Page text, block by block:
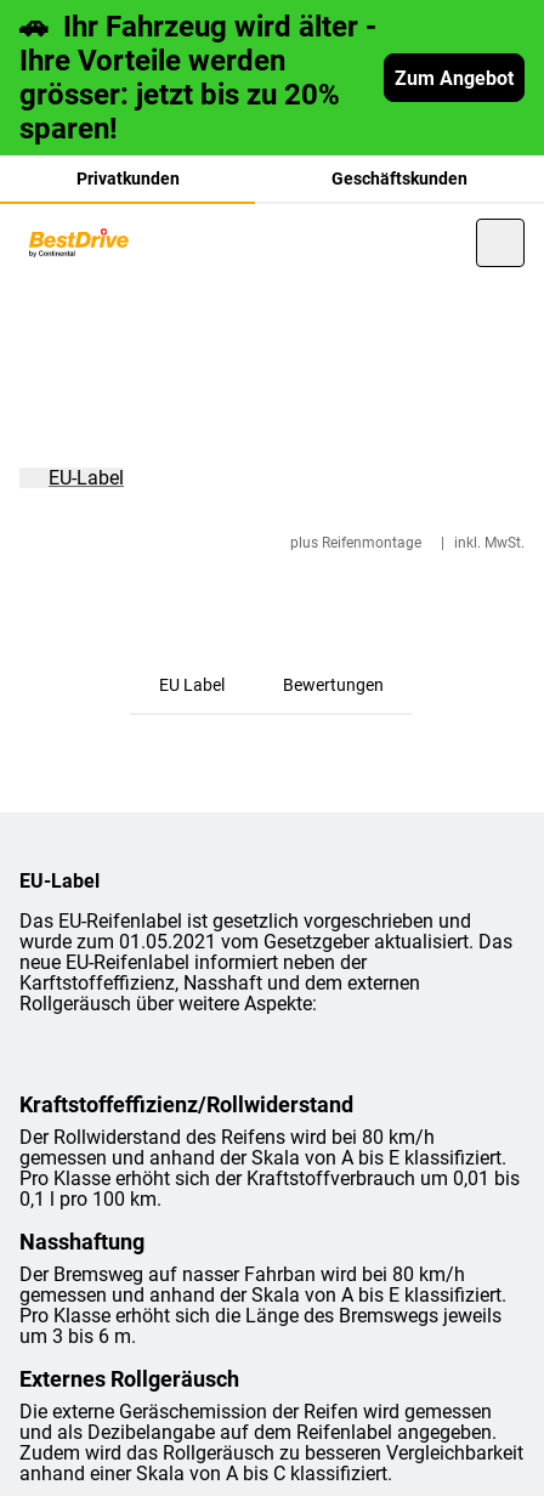
🚗 Ihr Fahrzeug wird älter -
Ihre Vorteile werden
grösser: jetzt bis zu 20%
sparen!
Zum Angebot
Privatkunden Geschäftskunden
plus Reifenmontage inkl. MwSt.
EU-Label
EU Label Bewertungen
EU-Label
Das EU-Reifenlabel ist gesetzlich vorgeschrieben und
wurde zum 01.05.2021 vom Gesetzgeber aktualisiert. Das
neue EU-Reifenlabel informiert neben der
Karftstoffeffizienz, Nasshaft und dem externen
Rollgeräusch über weitere Aspekte:
Kraftstoffeffizienz/Rollwiderstand
Der Rollwiderstand des Reifens wird bei 80 km/h
gemessen und anhand der Skala von A bis E klassifiziert.
Pro Klasse erhöht sich der Kraftstoffverbrauch um 0,01 bis
0,1 l pro 100 km.
Nasshaftung
Der Bremsweg auf nasser Fahrban wird bei 80 km/h
gemessen und anhand der Skala von A bis E klassifiziert.
Pro Klasse erhöht sich die Länge des Bremswegs jeweils
um 3 bis 6 m.
Externes Rollgeräusch
Die externe Geräschemission der Reifen wird gemessen
und als Dezibelangabe auf dem Reifenlabel angegeben.
Zudem wird das Rollgeräusch zu besseren Vergleichbarkeit
anhand einer Skala von A bis C klassifiziert.